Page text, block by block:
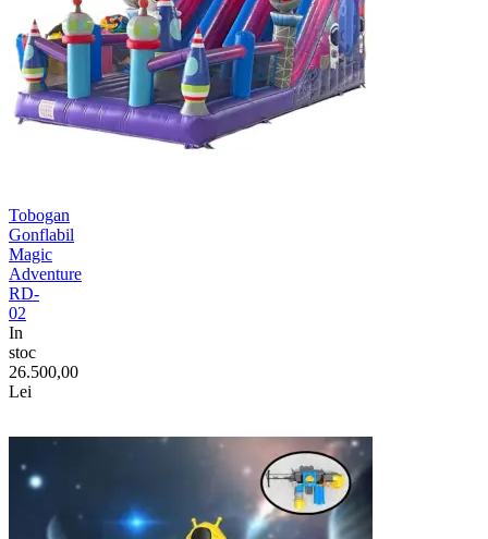
Tobogan
Gonflabil
Magic
Adventure
RD-
02
In
stoc
26.500,00
Lei